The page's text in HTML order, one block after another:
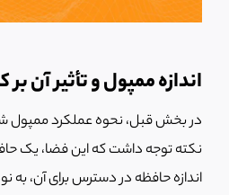
اندازه ممپول و تأثیر آن
در بخش قبل، نحوه عملکرد ممپول
نکته توجه داشت که این فضا، یک
اندازه حافظه در دسترس برای آن، به